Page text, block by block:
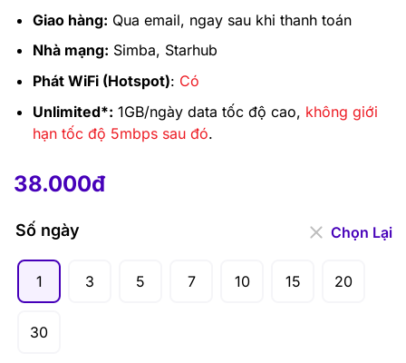
Giao hàng: Qua email, ngay sau khi thanh toán
Nhà mạng: Simba, Starhub
Phát WiFi (Hotspot): Có
Unlimited*: 1GB/ngày data tốc độ cao, không giới
hạn tốc độ 5mbps sau đó.
38.000đ–
Số ngày
1 3 5 7 10 15 20
30
Chọn Lại
38.000đ